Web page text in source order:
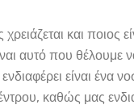
και
αυτό που
είναι ένα
καθώς μας